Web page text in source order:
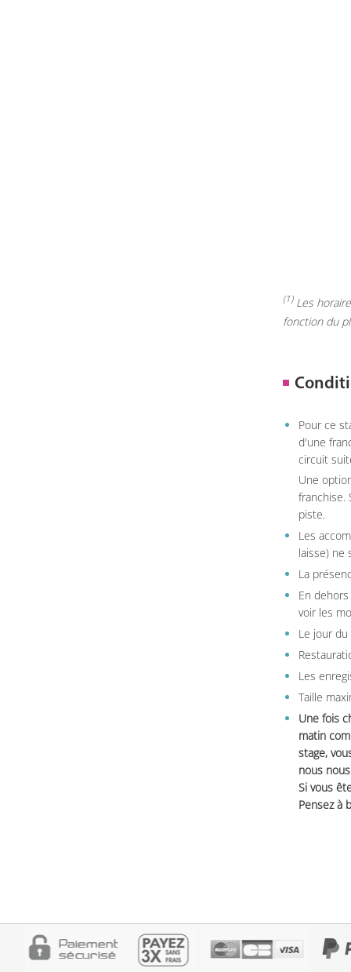
(1)Les
fonction du
Pour ce
d'une
circuit
Une
franchise.
piste.
Les
laisse) ne
La
En
voir les
Le jour
Les
Taille
Une fois
matin
stage,
nous
Si vous
Pensez à